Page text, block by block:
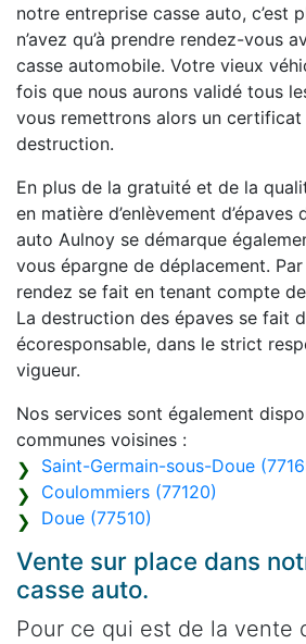
notre entreprise casse auto, c’est
n’avez qu’à prendre rendez-vous
casse automobile. Votre vieux
fois que nous aurons validé tous
vous remettrons alors un certificat
destruction.
En plus de la gratuité et de la
en matière d’enlèvement d’épaves
auto Aulnoy se démarque
vous épargne de déplacement.
rendez se fait en tenant compte
La destruction des épaves se fait
écoresponsable, dans le strict
vigueur.
Nos services sont également
communes voisines :
Saint-Germain-sous-Doue
Coulommiers (77120)
Doue (77510)
Vente sur place dans
casse auto.
Pour ce qui est de la vente